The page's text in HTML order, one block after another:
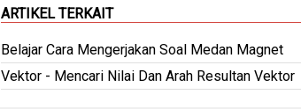
ARTIKEL TERKAIT
Belajar Cara Mengerjakan Soal Medan Magnet
Vektor - Mencari Nilai Dan Arah Resultan Vektor